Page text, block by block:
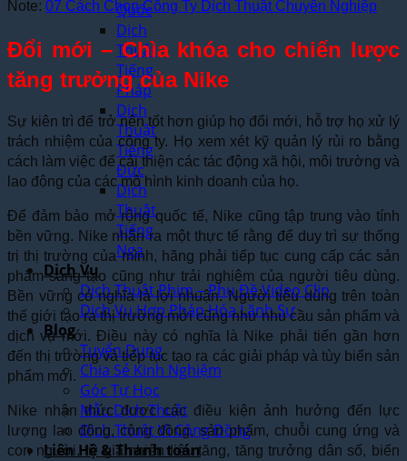
Quốc
Dịch
Thuật
Tiếng
Pháp
Dịch
Thuật
Tiếng
Đức
Dịch
Thuật
Tiếng
Nga
Dịch Vụ
Dịch Thuật Phim – Phụ Đề Video Clip
Dịch Vụ Hợp Pháp Hóa Lãnh Sự
Blog
Tuyển Dụng
Chia Sẻ Kinh Nghiệm
Góc Tự Học
Mẫu Dịch Thuật
Dịch Thuật Vì Cộng Đồng
Liên Hệ & Thanh toán
Note: 07 Cách Chọn Công Ty Dịch Thuật Chuyên Nghiệp
Đổi mới – Chìa khóa cho chiến lược
tăng trưởng của Nike
Sự kiên trì để trở nên tốt hơn giúp họ đổi mới, hỗ trợ họ xử lý
trách nhiệm của công ty. Họ xem xét kỹ quản lý rủi ro bằng
cách làm việc để cải thiện các tác động xã hội, môi trường và
lao động của các mô hình kinh doanh của họ.
Để đảm bảo mở rộng quốc tế, Nike cũng tập trung vào tính
bền vững. Nike nhận ra một thực tế rằng để duy trì sự thống
trị thị trường của mình, hãng phải tiếp tục cung cấp các sản
phẩm sáng tạo cũng như trải nghiệm của người tiêu dùng.
Bền vững có nghĩa là lợi nhuận. Người tiêu dùng trên toàn
thế giới tạo ra thị trường mới cũng như nhu cầu sản phẩm và
dịch vụ mới. Điều này có nghĩa là Nike phải tiến gần hơn
đến thị trường và tiếp tục tạo ra các giải pháp và tùy biến sản
phẩm mới.
Nike nhận thức được các điều kiện ảnh hưởng đến lực
lượng lao động, cộng đồng, sản phẩm, chuỗi cung ứng và
con người, từ giá nhiên liệu tăng, tăng trưởng dân số, biến